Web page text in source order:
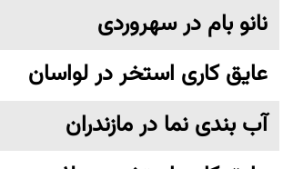
نانو بام در سهروردی
عایق کاری استخر در لواسان
آب بندی نما در مازندران